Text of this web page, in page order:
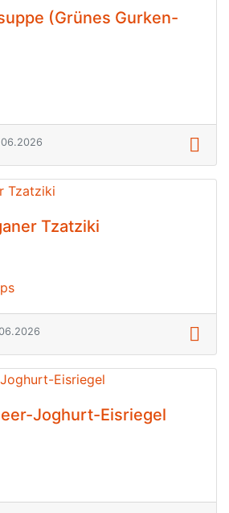
(Grünes Gurken-
Tzatziki
Joghurt-Eisriegel